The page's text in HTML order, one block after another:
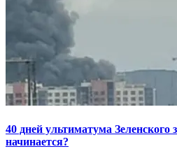
40 дней ультиматума Зеленского
начинается?